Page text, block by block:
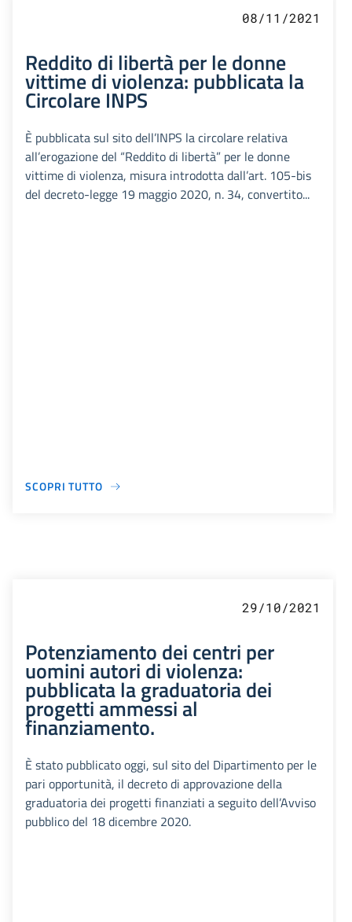
08/11/2021
Reddito di libertà per le donne
vittime di violenza: pubblicata la
Circolare INPS
È pubblicata sul sito dell’INPS la circolare relativa
all’erogazione del “Reddito di libertà” per le donne
vittime di violenza, misura introdotta dall’art. 105-bis
del decreto-legge 19 maggio 2020, n. 34, convertito...
SCOPRI TUTTO
29/10/2021
Potenziamento dei centri per
uomini autori di violenza:
pubblicata la graduatoria dei
progetti ammessi al
finanziamento.
È stato pubblicato oggi, sul sito del Dipartimento per le
pari opportunità, il decreto di approvazione della
graduatoria dei progetti finanziati a seguito dell’Avviso
pubblico del 18 dicembre 2020.